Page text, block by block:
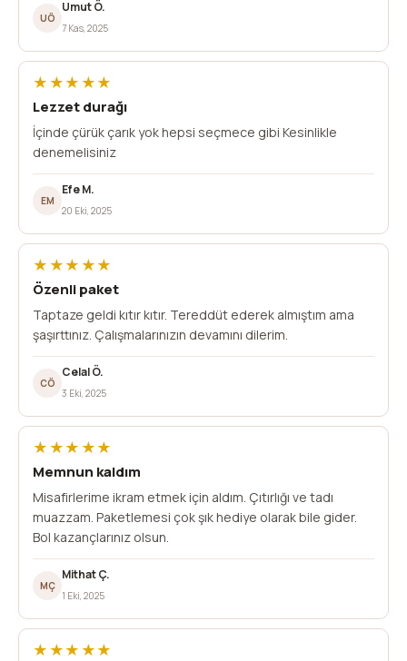
UÖ
Umut Ö.
7 Kas, 2025
★★★★★
Lezzet durağı
İçinde çürük çarık yok hepsi seçmece gibi Kesinlikle
denemelisiniz
EM
Efe M.
20 Eki, 2025
★★★★★
Özenli paket
Taptaze geldi kıtır kıtır. Tereddüt ederek almıştım ama
şaşırttınız. Çalışmalarınızın devamını dilerim.
CÖ
Celal Ö.
3 Eki, 2025
★★★★★
Memnun kaldım
Misafirlerime ikram etmek için aldım. Çıtırlığı ve tadı
muazzam. Paketlemesi çok şık hediye olarak bile gider.
Bol kazançlarınız olsun.
MÇ
Mithat Ç.
1 Eki, 2025
★★★★★